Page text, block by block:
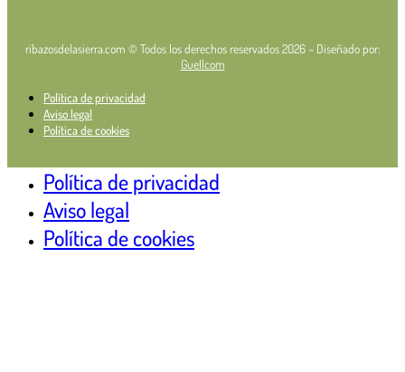
ribazosdelasierra.com © Todos los derechos reservados 2026 – Diseñado por:
Guellcom
Política de privacidad
Aviso legal
Política de cookies
Política de privacidad
Aviso legal
Política de cookies